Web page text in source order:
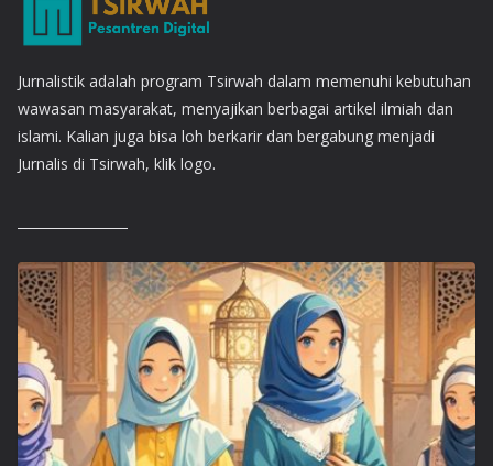
Jurnalistik adalah program Tsirwah dalam memenuhi kebutuhan
wawasan masyarakat, menyajikan berbagai artikel ilmiah dan
islami. Kalian juga bisa loh berkarir dan bergabung menjadi
Jurnalis di Tsirwah, klik logo.